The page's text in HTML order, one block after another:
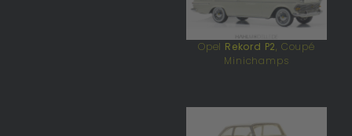
Opel Rekord P2, Coupé
Minichamps